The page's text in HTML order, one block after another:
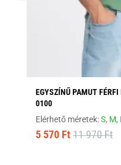
EGYSZÍNŰ PAMUT
0100
Elérhető méretek:S, M,
5 570 Ft 11 970 Ft